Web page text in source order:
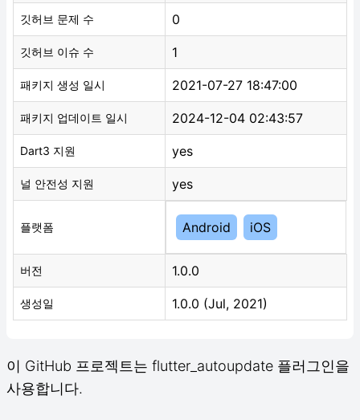
깃허브 문제 수 0
깃허브 이슈 수 1
패키지 생성 일시 2021-07-27 18:47:00
패키지 업데이트 일시 2024-12-04 02:43:57
Dart3 지원 yes
널 안전성 지원 yes
플랫폼 Android iOS
버전 1.0.0
생성일 1.0.0 (Jul, 2021)
이 GitHub 프로젝트는 flutter_autoupdate 플러그인을
사용합니다.